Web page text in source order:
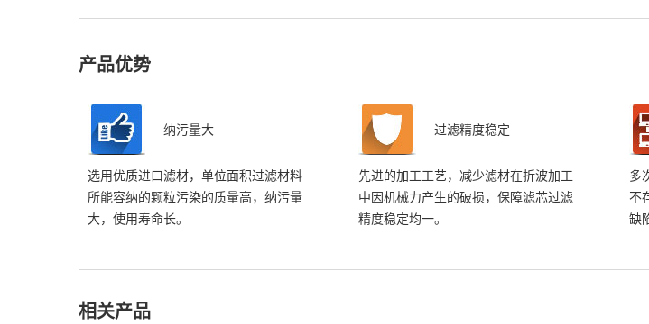
产品优势
纳污量大
选用优质进口滤材，单位面积过滤材料
所能容纳的颗粒污染的质量高，纳污量
大，使用寿命长。
过滤精度稳定
先进的加工工艺，减少滤材在折波加工
中因机械力产生的破损，保障滤芯过滤
精度稳定均一。
多
不
缺
相关产品